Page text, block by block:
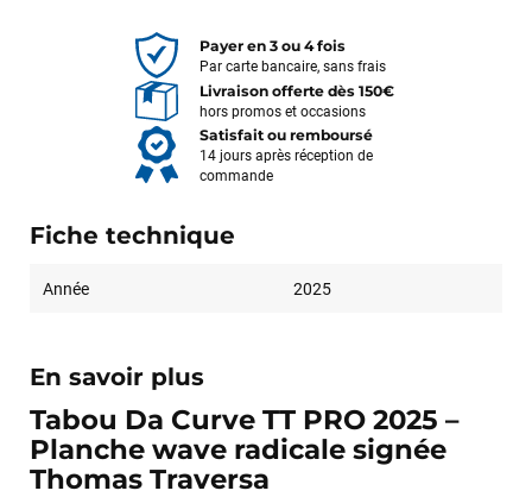
Payer en 3 ou 4 fois
Par carte bancaire, sans frais
Livraison offerte dès 150€
hors promos et occasions
Satisfait ou remboursé
14 jours après réception de
commande
Fiche technique
Année 2025
En savoir plus
Tabou Da Curve TT PRO 2025 –
Planche wave radicale signée
Thomas Traversa